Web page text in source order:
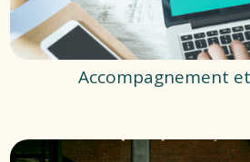
Accompagnement